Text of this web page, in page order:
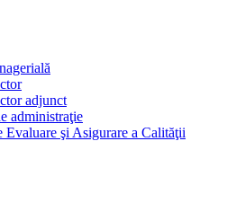
adjunct
administraţie
Evaluare şi Asigurare a Calităţii